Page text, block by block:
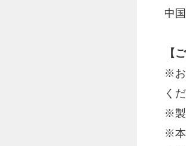
中国
【
※お
く
※製
※本